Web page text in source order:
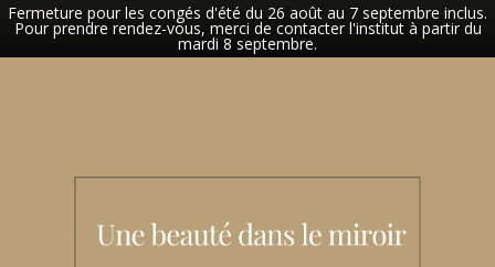
Fermeture pour les congés d'été du 26 août au 7 septembre inclus.
Pour prendre rendez-vous, merci de contacter l'institut à partir du
mardi 8 septembre.